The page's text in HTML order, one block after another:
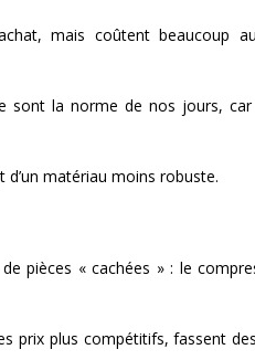
mais coûtent beaucoup
sont la norme de nos jours,
d’un matériau moins robuste.
pièces « cachées » : le
prix plus compétitifs, fassent